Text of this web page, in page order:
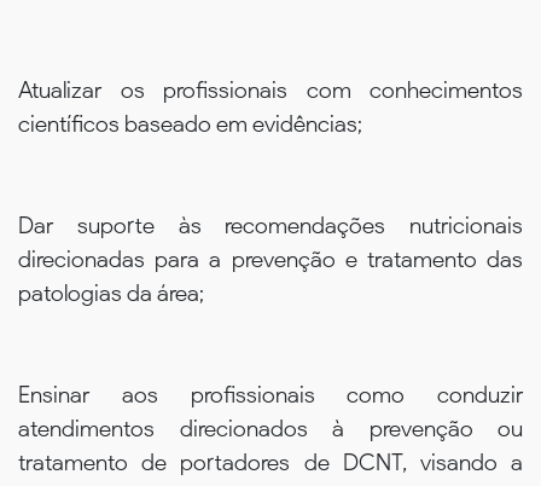
Atualizar os profissionais com conhecimentos
científicos baseado em evidências;
Dar suporte às recomendações nutricionais
direcionadas para a prevenção e tratamento das
patologias da área;
Ensinar aos profissionais como conduzir
atendimentos direcionados à prevenção ou
tratamento de portadores de DCNT, visando a